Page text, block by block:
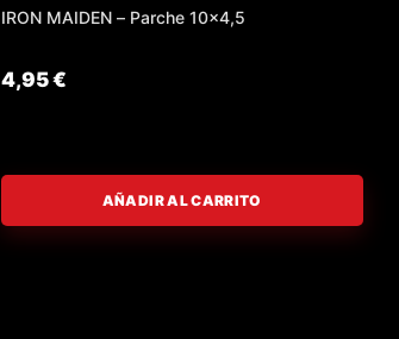
IRON MAIDEN – Parche 10×4,5
4,95€
AÑADIR AL CARRITO